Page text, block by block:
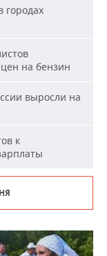
городах
на бензин
выросли на
к